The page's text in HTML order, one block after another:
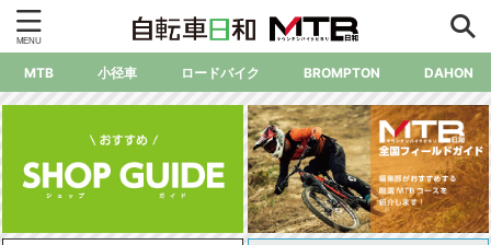
MTB 小径車 ロードバイク BROMPTON DAHON